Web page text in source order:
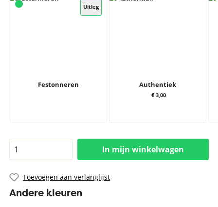
Uitleg
Festonneren Authentiek
€ 3,00
In mijn winkelwagen
Toevoegen aan verlanglijst
Andere kleuren